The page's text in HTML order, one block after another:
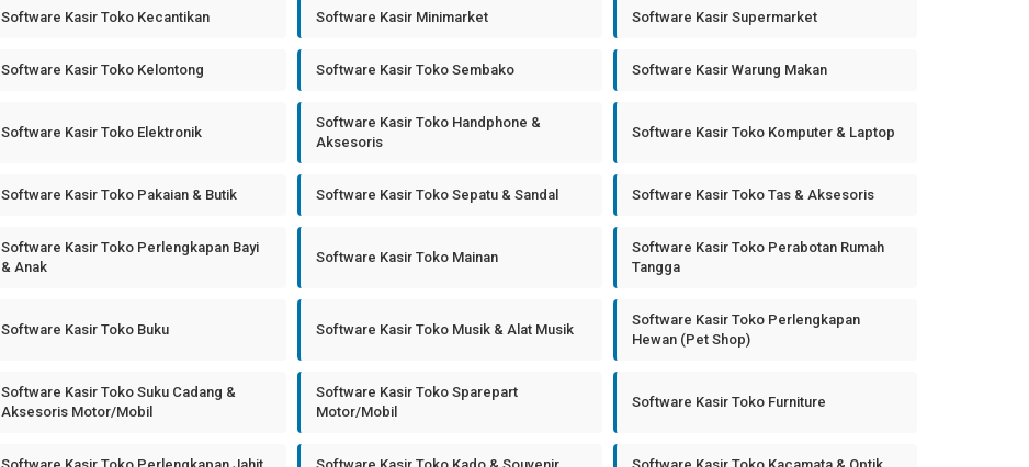
Software Kasir Toko Kecantikan Software Kasir Minimarket Software Kasir Supermarket
Software Kasir Toko Kelontong Software Kasir Toko Sembako Software Kasir Warung Makan
Software Kasir Toko Elektronik
Software Kasir Toko Handphone &
Aksesoris
Software Kasir Toko Komputer & Laptop
Software Kasir Toko Pakaian & Butik Software Kasir Toko Sepatu & Sandal Software Kasir Toko Tas & Aksesoris
Software Kasir Toko Perlengkapan Bayi
& Anak
Software Kasir Toko Mainan
Software Kasir Toko Perabotan Rumah
Tangga
Software Kasir Toko Buku Software Kasir Toko Musik & Alat Musik
Software Kasir Toko Perlengkapan
Hewan (Pet Shop)
Software Kasir Toko Suku Cadang &
Aksesoris Motor/Mobil
Software Kasir Toko Sparepart
Motor/Mobil
Software Kasir Toko Furniture